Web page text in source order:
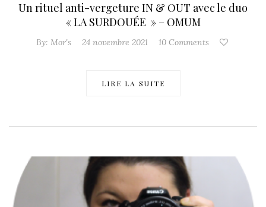
Un rituel anti-vergeture IN & OUT avec le duo
« LA SURDOUÉE » – OMUM
By: Mor's 24 novembre 2021 10 Comments
LIRE LA SUITE